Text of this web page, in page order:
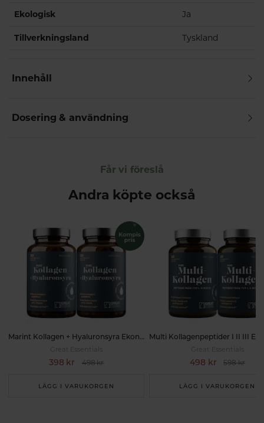
Ekologisk Ja
Tillverkningsland Tyskland
Innehåll
Dosering & användning
Får vi föreslå
Andra köpte också
Marint Kollagen + Hyaluronsyra Ekonomipack 2x120k
Great Essentials
398 kr 498 kr
LÄGG I VARUKORGEN
Great Essentials
498 kr 598 kr
LÄGG I VARUKORGEN